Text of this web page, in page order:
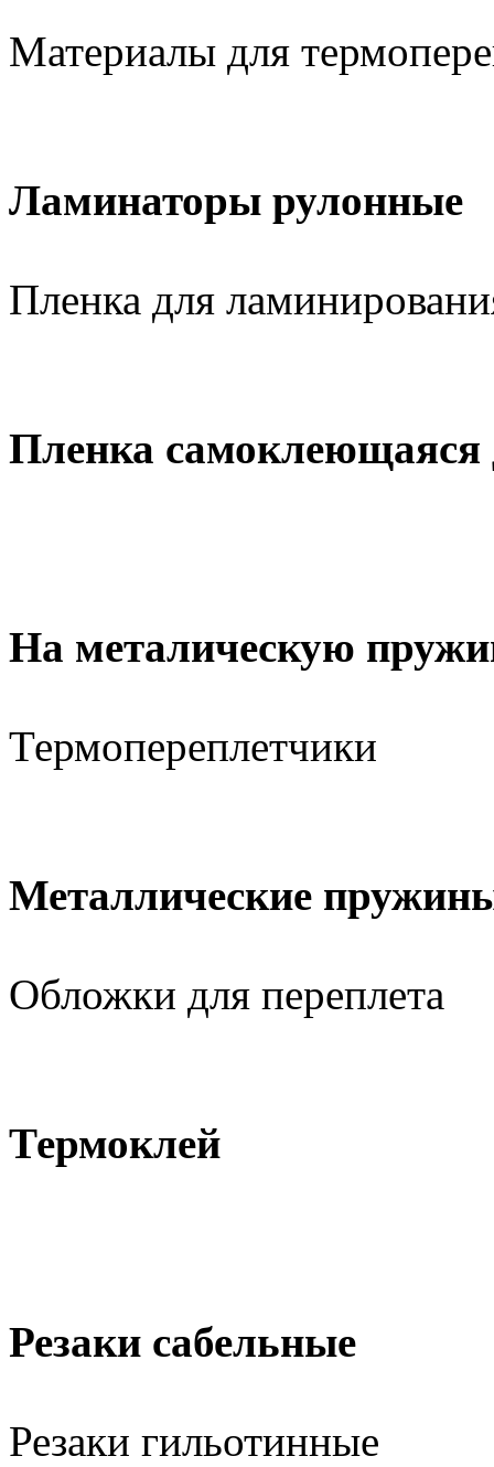
Материалы для
Ламинаторы рулонные
Пленка для
Пленка
На металическую
Термопереплетчики
Металлические
Обложки для переплета
Термоклей
Резаки сабельные
Резаки гильотинные